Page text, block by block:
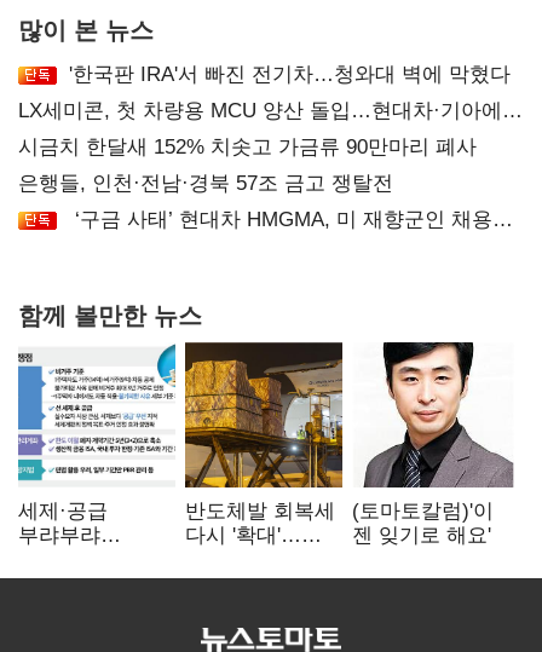
많이 본 뉴스
'한국판 IRA'서 빠진 전기차…청와대 벽에 막혔다
LX세미콘, 첫 차량용 MCU 양산 돌입…현대차·기아에
공급
시금치 한달새 152% 치솟고 가금류 90만마리 폐사
은행들, 인천·전남·경북 57조 금고 쟁탈전
‘구금 사태’ 현대차 HMGMA, 미 재향군인 채용
함께 볼만한 뉴스
세제·공급
부랴부랴
김윤덕' 책임론
반도체발 회복세
다시 '확대'…
5.8% 반등
(토마토칼럼)'이
젠 잊기로 해요'